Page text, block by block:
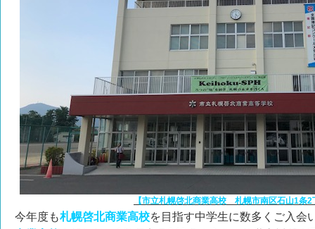
【市立札幌啓北商業高校 札幌市南区石山1条2
今年度も札幌啓北商業高校を目指す中学生に数多くご入会